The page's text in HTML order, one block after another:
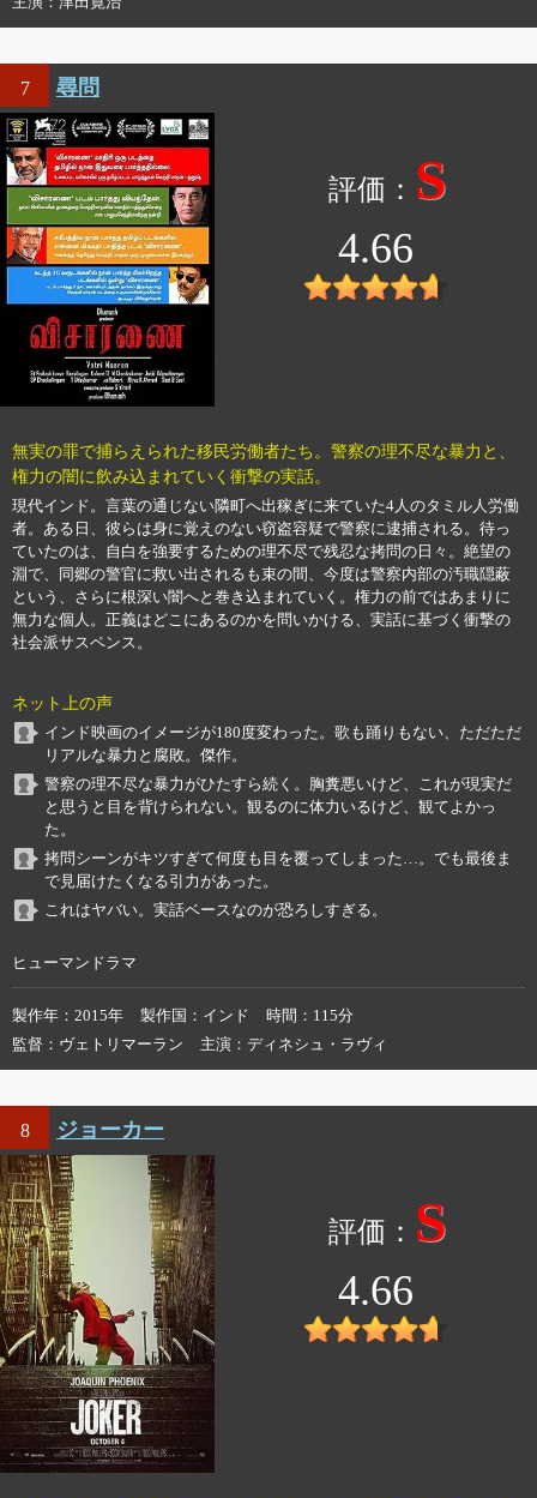
7 尋問
S
4.66
無実の罪で捕らえられた移民労働者たち。警察の理不尽な暴力と、
権力の闇に飲み込まれていく衝撃の実話。
現代インド。言葉の通じない隣町へ出稼ぎに来ていた4人のタミル人労働
者。ある日、彼らは身に覚えのない窃盗容疑で警察に逮捕される。待っ
ていたのは、自白を強要するための理不尽で残忍な拷問の日々。絶望の
淵で、同郷の警官に救い出されるも束の間、今度は警察内部の汚職隠蔽
という、さらに根深い闇へと巻き込まれていく。権力の前ではあまりに
無力な個人。正義はどこにあるのかを問いかける、実話に基づく衝撃の
社会派サスペンス。
ネット上の声
インド映画のイメージが180度変わった。歌も踊りもない、ただただ
リアルな暴力と腐敗。傑作。
警察の理不尽な暴力がひたすら続く。胸糞悪いけど、これが現実だ
と思うと目を背けられない。観るのに体力いるけど、観てよかっ
た。
拷問シーンがキツすぎて何度も目を覆ってしまった…。でも最後ま
で見届けたくなる引力があった。
これはヤバい。実話ベースなのが恐ろしすぎる。
ヒューマンドラマ
製作年 2015年 製作国 インド 時間
115分
監督
ヴェトリマーラン 主演 ディネシュ・ラヴィ
8 ジョーカー
S
4.66